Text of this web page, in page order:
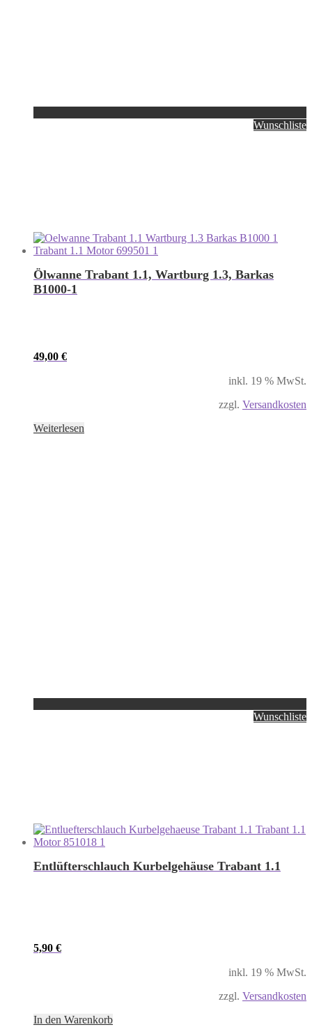
Wunschliste
Ölwanne Trabant 1.1, Wartburg 1.3, Barkas
B1000-1
49,00 €
inkl. 19 % MwSt.
zzgl. Versandkosten
Weiterlesen
Wunschliste
Entlüfterschlauch Kurbelgehäuse Trabant 1.1
5,90 €
inkl. 19 % MwSt.
zzgl. Versandkosten
In den Warenkorb